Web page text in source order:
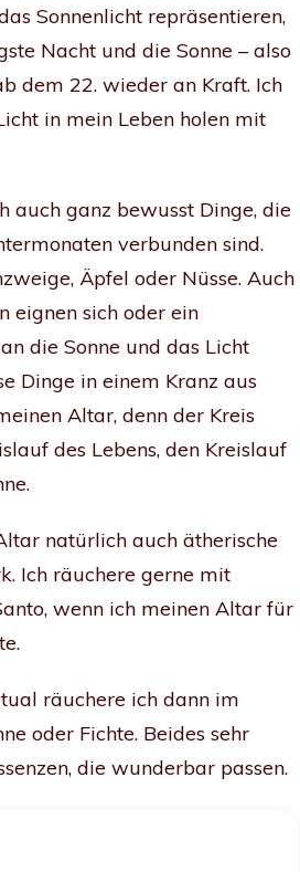
Sonnenlicht repräsentieren,
Nacht und die Sonne – also
dem 22. wieder an Kraft. Ich
in mein Leben holen mit
auch ganz bewusst Dinge, die
verbunden sind.
Äpfel oder Nüsse. Auch
eignen sich oder ein
die Sonne und das Licht
Dinge in einem Kranz aus
Altar, denn der Kreis
des Lebens, den Kreislauf
natürlich auch ätherische
Ich räuchere gerne mit
wenn ich meinen Altar für
räuchere ich dann im
oder Fichte. Beides sehr
die wunderbar passen.